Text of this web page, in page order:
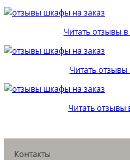
Читать отзывы
Читать
Читать отзывы
Контакты